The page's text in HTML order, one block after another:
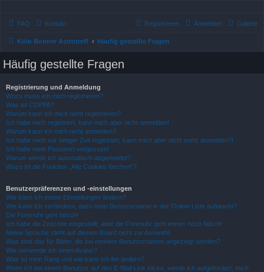
Galerie
FAQ Kontakt Anmelden
Registrieren
Köln Bonner Astrotreff Häufig gestellte Fragen
Häufig gestellte Fragen
Registrierung und Anmeldung
Wozu muss ich mich registrieren?
Was ist COPPA?
Warum kann ich mich nicht registrieren?
Ich habe mich registriert, kann mich aber nicht anmelden!
Warum kann ich mich nicht anmelden?
Ich habe mich vor einiger Zeit registriert, kann mich aber nicht mehr anmelden?!
Ich habe mein Passwort vergessen!
Warum werde ich automatisch abgemeldet?
Wozu ist die Funktion „Alle Cookies löschen“?
Benutzerpräferenzen und -einstellungen
Wie kann ich meine Einstellungen ändern?
Wie kann ich verhindern, dass mein Benutzername in der Online-Liste auftaucht?
Die Forenuhr geht falsch!
Ich habe die Zeitzone eingestellt, aber die Forenuhr geht immer noch falsch!
Meine Sprache steht auf diesem Board nicht zur Auswahl!
Was sind das für Bilder, die bei meinem Benutzernamen angezeigt werden?
Wie verwende ich einen Avatar?
Was ist mein Rang und wie kann ich ihn ändern?
Wenn ich bei einem Benutzer auf den E-Mail-Link klicke, werde ich aufgefordert, mich